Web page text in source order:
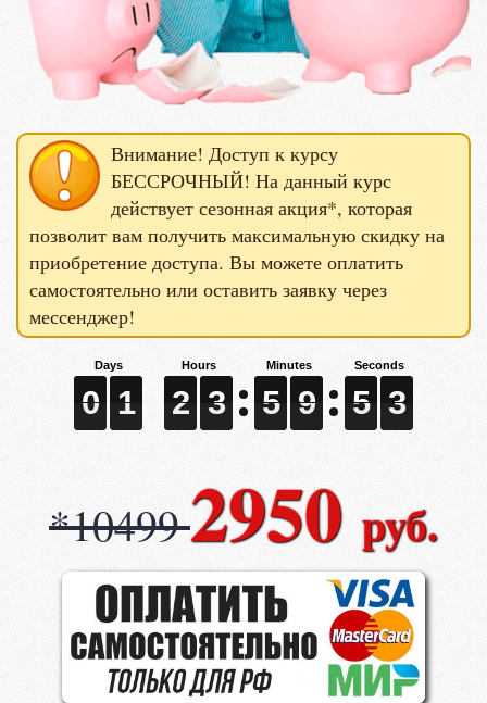
Внимание! Доступ к курсу
БЕССРОЧНЫЙ! На данный курс
действует сезонная акция*, которая
позволит вам получить максимальную скидку на
приобретение доступа. Вы можете оплатить
самостоятельно или оставить заявку через
мессенджер!
0
0
0
0 1
1
1
1 2
2
2
2 3
3
3
3 5
5
5
5 9
9
9
9 5
5
5
5 1
1
1
1
*104992950руб.